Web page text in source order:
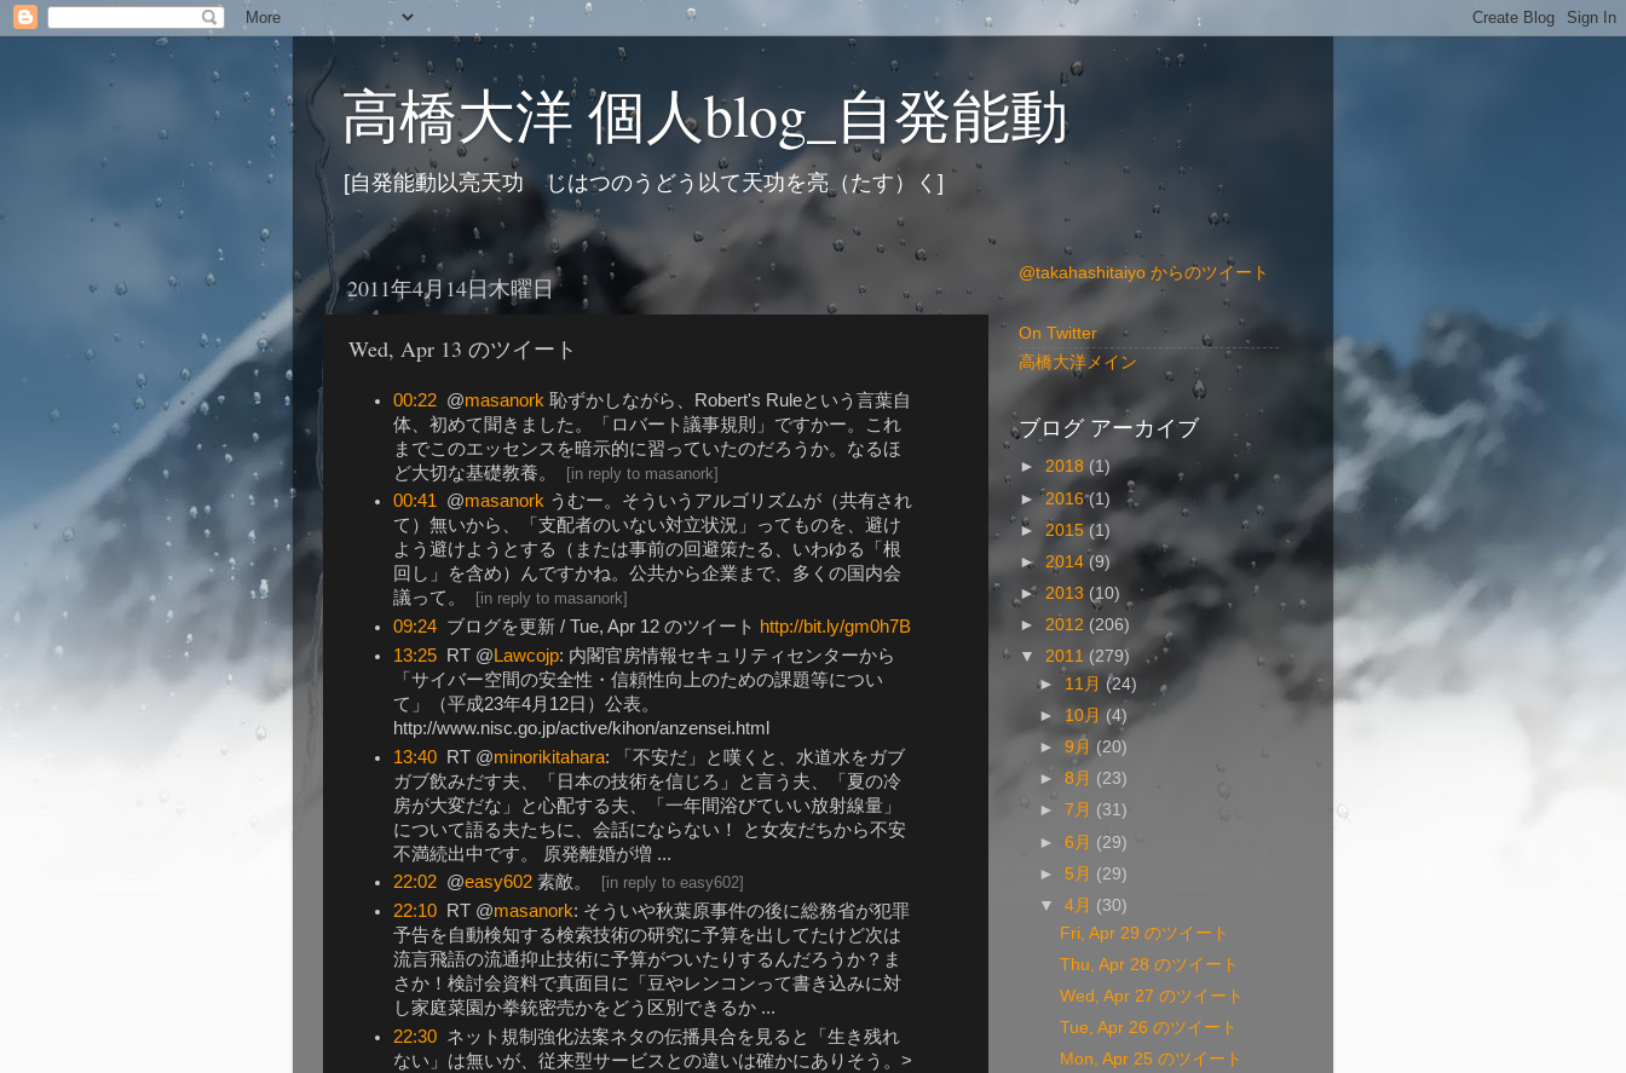
高橋大洋 個人blog_自発能動
[自発能動以亮天功 じはつのうどう以て天功を亮（たす）く]
2011年4月14日木曜日
Wed, Apr 13 のツイート
00:22 @masanork 恥ずかしながら、Robert's Ruleという言葉自
体、初めて聞きました。「ロバート議事規則」ですかー。これ
までこのエッセンスを暗示的に習っていたのだろうか。なるほ
ど大切な基礎教養。
[in reply to masanork]
00:41 @masanork うむー。そういうアルゴリズムが（共有され
て）無いから、「支配者のいない対立状況」ってものを、避け
よう避けようとする（または事前の回避策たる、いわゆる「根
回し」を含め）んですかね。公共から企業まで、多くの国内会
議って。
[in reply to masanork]
09:24 ブログを更新 / Tue, Apr 12 のツイート http://bit.ly/gm0h7B
13:25
RT @ Lawcojp: 内閣官房情報セキュリティセンターから
「サイバー空間の安全性・信頼性向上のための課題等につい
て」（平成23年4月12日）公表。
http://www.nisc.go.jp/active/kihon/anzensei.html
13:40 RT @minorikitahara: 「不安だ」と嘆くと、水道水をガブ
ガブ飲みだす夫、「日本の技術を信じろ」と言う夫、「夏の冷
房が大変だな」と心配する夫、「一年間浴びていい放射線量」
について語る夫たちに、会話にならない！ と女友だちから不安
不満続出中です。 原発離婚が増 ...
22:02 @easy602 素敵。 [in reply to easy602]
22:10 RT @masanork: そういや秋葉原事件の後に総務省が犯罪
予告を自動検知する検索技術の研究に予算を出してたけど次は
流言飛語の流通抑止技術に予算がついたりするんだろうか？ま
さか！検討会資料で真面目に「豆やレンコンって書き込みに対
し家庭菜園か拳銃密売かをどう区別できるか ...
22:30 ネット規制強化法案ネタの伝播具合を見ると「生き残れ
ない」は無いが、従来型サービスとの違いは確かにありそう。>
@takahashitaiyo からのツイート
On Twitter
高橋大洋メイン
ブログ アーカイブ
► 2018 (1)
►2016(1)
► 2015(1)
► 2014 (9)
► 2013 (10)
► 2012 (206)
▼ 2011 (279)
► 11月 (24)
► 10月 (4)
►9月 (20)
►8月 (23)
►7月 (31)
►6月 (29)
► 5月 (29)
▼4月 (30)
Fri, Apr 29 のツイート
Thu, Apr 28 のツイート
Wed, Apr 27 のツイート
Tue, Apr 26 のツイート
Mon, Apr 25 のツイート